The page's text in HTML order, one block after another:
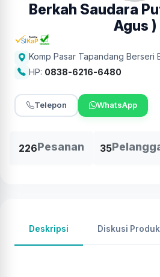
Berkah Saudara
Agus )
Komp Pasar Tapandang Berseri
HP: 0838-6216-6480
Telepon WhatsApp
226Pesanan 35
Deskripsi Diskusi Produk